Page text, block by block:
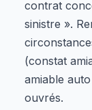
contrat
sinistre ».
(constat
amiable
ouvrés.